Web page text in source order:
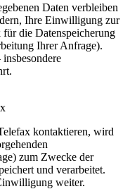
Daten verbleiben
Ihre Einwilligung zur
die Datenspeicherung
Ihrer Anfrage).
kontaktieren, wird
zum Zwecke der
und verarbeitet.
weiter.